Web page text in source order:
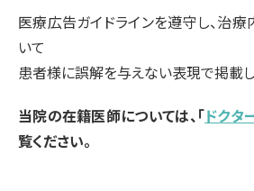
医療広告ガイドラインを遵守し、治療
いて
患者様に誤解を与えない表現で掲載し
当院の在籍医師については、「ドクタ
覧ください。